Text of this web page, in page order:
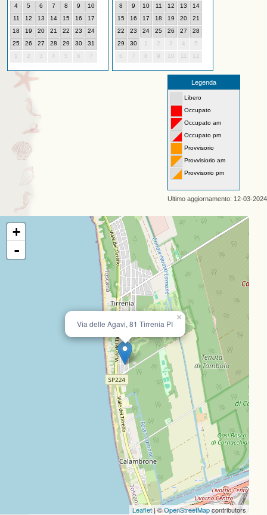
4 5 6 7 8 9
10
11
12 13 14 15 16
17
18
19 20 21 22 23
24
25
26 27 28 29 30
31
1
2 3 4 5 6 7
8 9 10 11 12 13
14
15
16 17 18 19 20
21
22
23 24 25 26 27
28
29
30 1 2 3 4
5
6
7 8 9 10 11 12
Legenda
Libero
Occupato
Occupato am
Occupato pm
Provvisorio
Provvisiorio am
Provvisorio pm
Ultimo aggiornamento: 12-03-2024
×
Via delle Agavi, 81 Tirrenia PI
+
-
Leaflet| ©OpenStreetMapcontributors